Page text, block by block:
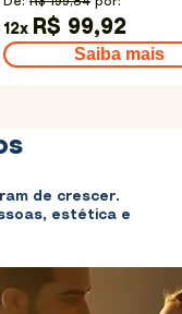
12x R$ 99,92
Saiba mais
de crescer.
estética e